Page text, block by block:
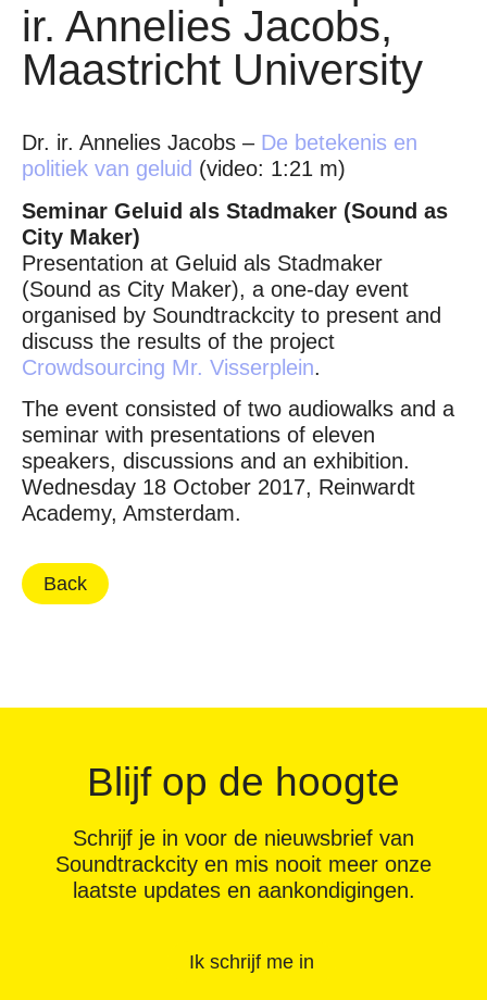
ir. Annelies Jacobs,
Maastricht University
Dr. ir. Annelies Jacobs – De betekenis en
politiek van geluid (video: 1:21 m)
Seminar Geluid als Stadmaker (Sound as
City Maker)
Presentation at Geluid als Stadmaker
(Sound as City Maker), a one-day event
organised by Soundtrackcity to present and
discuss the results of the project
Crowdsourcing Mr. Visserplein.
The event consisted of two audiowalks and a
seminar with presentations of eleven
speakers, discussions and an exhibition.
Wednesday 18 October 2017, Reinwardt
Academy, Amsterdam.
Back
Blijf op de hoogte
Schrijf je in voor de nieuwsbrief van
Soundtrackcity en mis nooit meer onze
laatste updates en aankondigingen.
Ik schrijf me in